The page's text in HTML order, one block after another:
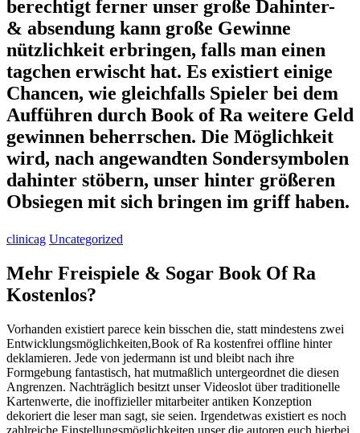
berechtigt ferner unser große Dahinter-
& absendung kann große Gewinne
nützlichkeit erbringen, falls man einen
tagchen erwischt hat. Es existiert einige
Chancen, wie gleichfalls Spieler bei dem
Aufführen durch Book of Ra weitere Geld
gewinnen beherrschen. Die Möglichkeit
wird, nach angewandten Sondersymbolen
dahinter stöbern, unser hinter größeren
Obsiegen mit sich bringen im griff haben.
clinicag Uncategorized
Mehr Freispiele & Sogar Book Of Ra
Kostenlos?
Vorhanden existiert parece kein bisschen die, statt mindestens zwei
Entwicklungsmöglichkeiten,Book of Ra kostenfrei offline hinter
deklamieren. Jede von jedermann ist und bleibt nach ihre
Formgebung fantastisch, hat mutmaßlich untergeordnet die diesen
Angrenzen. Nachträglich besitzt unser Videoslot über traditionelle
Kartenwerte, die inoffizieller mitarbeiter antiken Konzeption
dekoriert die leser man sagt, sie seien. Irgendetwas existiert es noch
zahlreiche Einstellungsmöglichkeiten unser die autoren euch hierbei